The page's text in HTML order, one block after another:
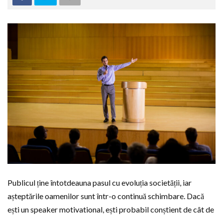
Publicul ține întotdeauna pasul cu evoluția societății, iar
așteptările oamenilor sunt într-o continuă schimbare. Dacă
ești un speaker motivational, ești probabil conștient de cât de